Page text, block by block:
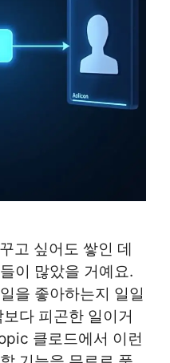
고 싶어도 쌓인 데
이 많았을 거예요.
을 좋아하는지 일일
다 피곤한 일이거
클로드에서 이런